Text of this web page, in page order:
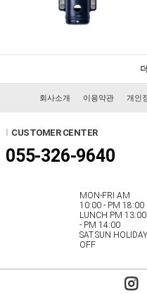
회사소개 이용약관 개인
l CUSTOMER CENTER
055-326-9640
MON-FRI AM
10:00 - PM 18:00
LUNCH PM 13:00
- PM 14:00
SAT.SUN HOLIDAY
OFF